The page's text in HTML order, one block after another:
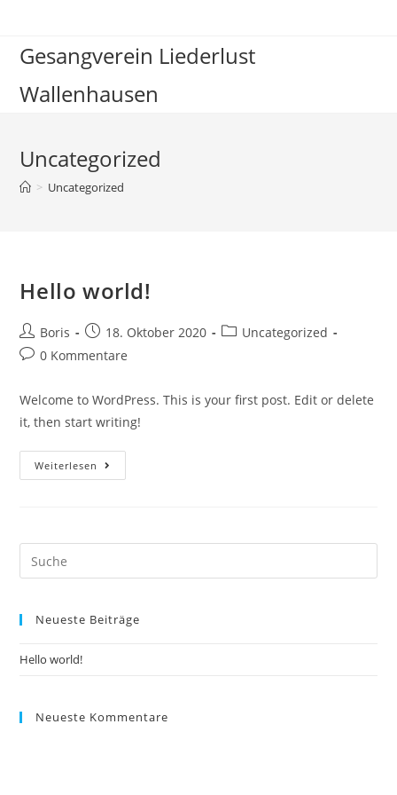
springen
Gesangverein Liederlust
Wallenhausen
Uncategorized
> Uncategorized
Hello world!
Beitrags-
Autor:
Boris
Beitrag
veröffentlicht:
18. Oktober 2020
Beitrags-
Uncategorized
Beitrags-
0 Kommentare
Welcome to WordPress. This is your first post. Edit or delete
it, then start writing!
Weiterlesen Hello
World!
Neueste Beiträge
Hello world!
Neueste Kommentare